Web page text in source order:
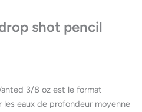
shot pencil
3/8 oz est le format
eaux de profondeur moyenne